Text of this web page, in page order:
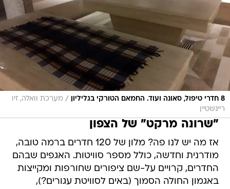
8 חדרי טיפול, סאונה ועוד. החמאם הטורקי בגליליון / מערכת וואלה, זיו
ריינשטיין
"שרונה מרקט" של הצפון
אז מה יש לנו פה? מלון של 120 חדרים ברמה טובה,
מודרנית וחדשה, כולל מספר סוויטות. האגפים שבהם
החדרים, קרויים על-שם ציפורים שחורפות ומקייצות
באגמון החולה הסמוך (באים לסוויטת עגורים?),